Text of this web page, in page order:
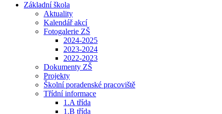
Základní škola
Aktuality
Kalendář akcí
Fotogalerie ZŠ
2024-2025
2023-2024
2022-2023
Dokumenty ZŠ
Projekty
Školní poradenské pracoviště
Třídní informace
1.A třída
1.B třída